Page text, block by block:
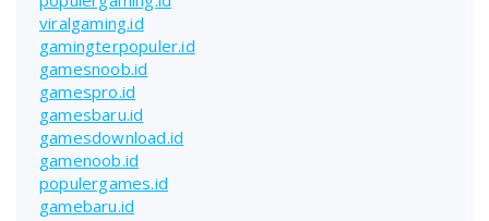
viralgaming.id
gamingterpopuler.id
gamesnoob.id
gamespro.id
gamesbaru.id
gamesdownload.id
gamenoob.id
populergames.id
gamebaru.id